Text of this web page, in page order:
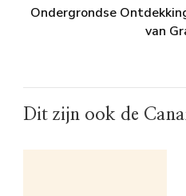
Ondergrondse
van
Dit zijn ook de